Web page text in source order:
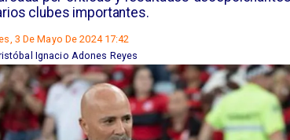
clubes importantes.
3 De Mayo De 2024 17:42
Ignacio Adones Reyes